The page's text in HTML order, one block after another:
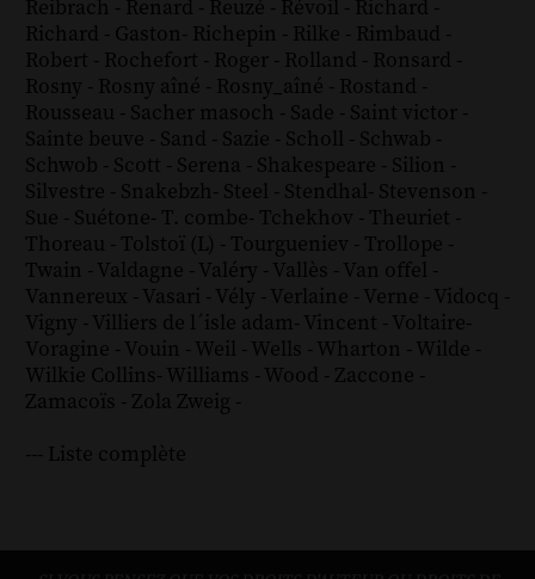
Reibrach - Renard - Reuzé - Révoil - Richard -
Richard - Gaston- Richepin - Rilke - Rimbaud -
Robert - Rochefort - Roger - Rolland - Ronsard -
Rosny - Rosny aîné - Rosny_aîné - Rostand -
Rousseau - Sacher masoch - Sade - Saint victor -
Sainte beuve - Sand - Sazie - Scholl - Schwab -
Schwob - Scott - Serena - Shakespeare - Silion -
Silvestre - Snakebzh- Steel - Stendhal- Stevenson -
Sue - Suétone- T. combe- Tchekhov - Theuriet -
Thoreau - Tolstoï (L) - Tourgueniev - Trollope -
Twain - Valdagne - Valéry - Vallès - Van offel -
Vannereux - Vasari - Vély - Verlaine - Verne - Vidocq -
Vigny - Villiers de l´isle adam- Vincent - Voltaire-
Voragine - Vouin - Weil - Wells - Wharton - Wilde -
Wilkie Collins- Williams - Wood - Zaccone -
Zamacoïs - Zola Zweig -
--- Liste complète